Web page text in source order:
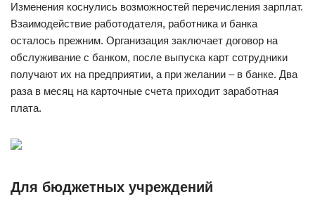
Изменения коснулись возможностей перечисления зарплат.
Взаимодействие работодателя, работника и банка
осталось прежним. Организация заключает договор на
обслуживание с банком, после выпуска карт сотрудники
получают их на предприятии, а при желании – в банке. Два
раза в месяц на карточные счета приходит заработная
плата.
Для бюджетных учреждений